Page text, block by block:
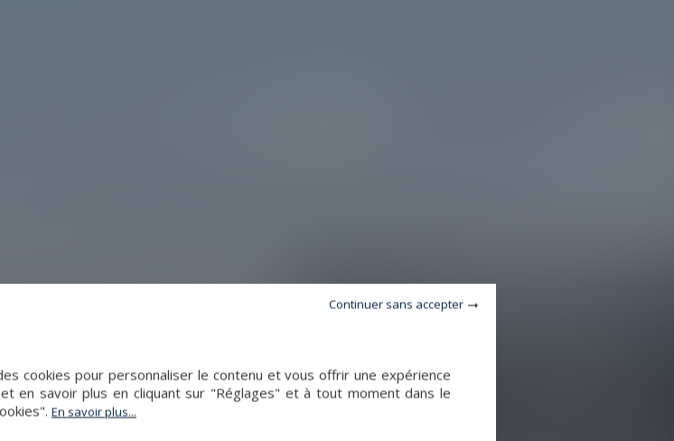
cookies pour personnaliser le contenu et vous offrir une expérience
en savoir plus en cliquant sur "Réglages" et à tout moment dans le
En savoir plus...
Continuer sans accepter